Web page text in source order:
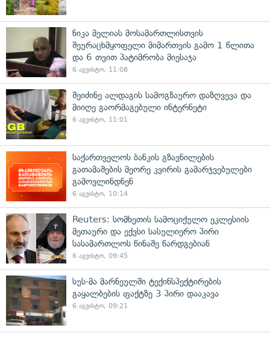
ნიკა მელიას მოსამართლისთვის
შეურაცხმყოფელი მიმართვის გამო 1 წლითა
და 6 თვით პატიმრობა მიესაჯა
6 აგვისტო, 11:08
შეიძინე ალდაგის სამოგზაურო დაზღვევა და
მიიღე გაორმაგებული ინტერნეტი
6 აგვისტო, 11:01
საქართველოს ბანკის გზავნილების
გათამაშების მეორე კვირის გამარჯვებულები
გამოვლინდნენ
6 აგვისტო, 10:14
Reuters: სომხეთის სამოციქულო ეკლესიის
მეთაური და ექვსი სასულიერო პირი
სასამართლოს წინაშე წარდგებიან
6 აგვისტო, 09:45
სუს-მა მარნეულში ტექინსპექტირების
გაყალბების ფაქტზე 3 პირი დააკავა
6 აგვისტო, 09:21